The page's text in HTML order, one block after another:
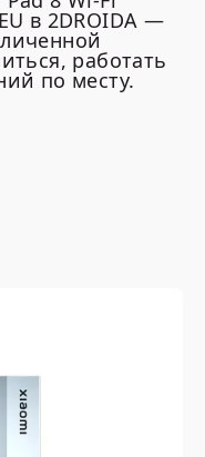
в 2DROIDA —
работать
по месту.